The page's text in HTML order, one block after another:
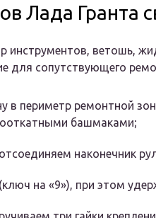
Лада Гранта
инструментов, ветошь,
для сопутствующего
в периметр ремонтной
башмаками;
наконечник
на «9»), при этом